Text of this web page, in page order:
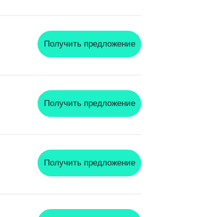
Получить предложение
Получить предложение
Получить предложение